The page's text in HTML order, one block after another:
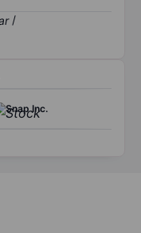
/
Snap Inc.